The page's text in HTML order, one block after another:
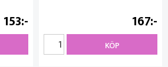
153 167
KÖP